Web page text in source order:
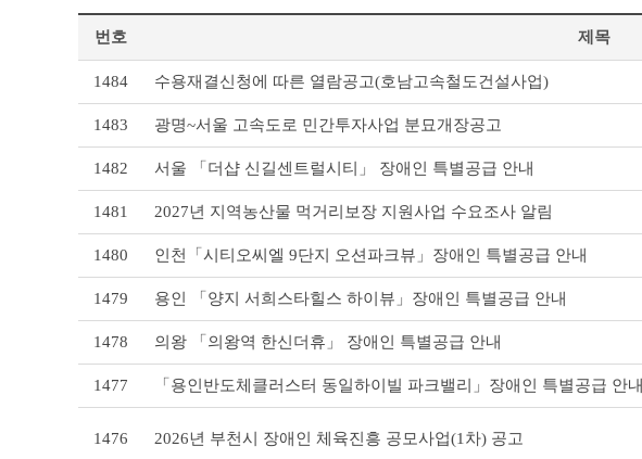
트
이
번호 제목
1484 수용재결신청에 따른 열람공고(호남고속철도건설사업)
1483 광명~서울 고속도로 민간투자사업 분묘개장공고
1482 서울 「더샵 신길센트럴시티」 장애인 특별공급 안내
1481 2027년 지역농산물 먹거리보장 지원사업 수요조사 알림
1480 인천「시티오씨엘 9단지 오션파크뷰」장애인 특별공급 안내
1479 용인 「양지 서희스타힐스 하이뷰」장애인 특별공급 안내
1478 의왕 「의왕역 한신더휴」 장애인 특별공급 안내
1477 「용인반도체클러스터 동일하이빌 파크밸리」장애인 특별공급 안내
1476 2026년 부천시 장애인 체육진흥 공모사업(1차) 공고